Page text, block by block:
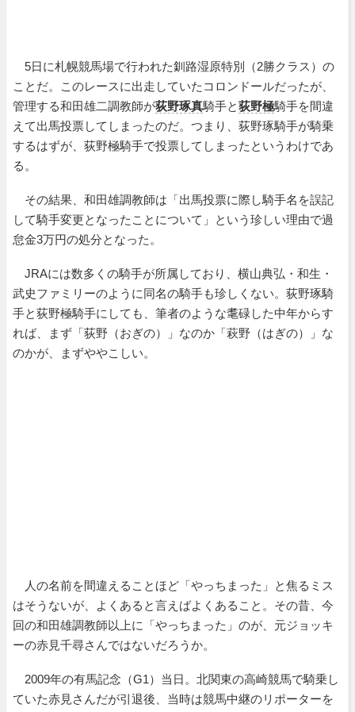
5日に札幌競馬場で行われた釧路湿原特別（2勝クラス）の
ことだ。このレースに出走していたコロンドールだったが、
管理する和田雄二調教師が荻野琢真騎手と荻野極騎手を間違
えて出馬投票してしまったのだ。つまり、荻野琢騎手が騎乗
するはずが、荻野極騎手で投票してしまったというわけであ
る。
その結果、和田雄調教師は「出馬投票に際し騎手名を誤記
して騎手変更となったことについて」という珍しい理由で過
怠金3万円の処分となった。
JRAには数多くの騎手が所属しており、横山典弘・和生・
武史ファミリーのように同名の騎手も珍しくない。荻野琢騎
手と荻野極騎手にしても、筆者のような耄碌した中年からす
れば、まず「荻野（おぎの）」なのか「萩野（はぎの）」な
のかが、まずややこしい。
人の名前を間違えることほど「やっちまった」と焦るミス
はそうないが、よくあると言えばよくあること。その昔、今
回の和田雄調教師以上に「やっちまった」のが、元ジョッキ
ーの赤見千尋さんではないだろうか。
2009年の有馬記念（G1）当日。北関東の高崎競馬で騎乗し
ていた赤見さんだが引退後、当時は競馬中継のリポーターを